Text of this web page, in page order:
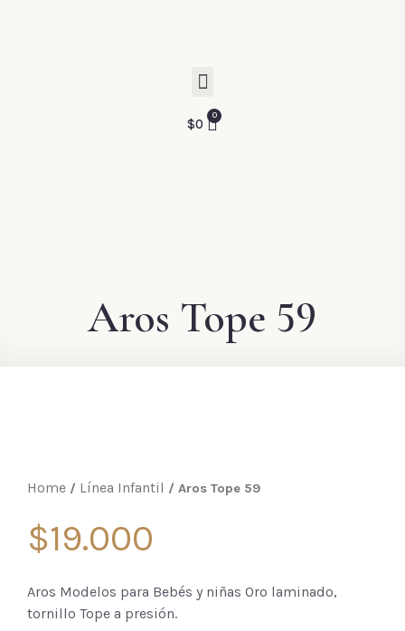
$0
Aros Tope 59
Home / Línea Infantil / Aros Tope 59
$19.000
Aros Modelos para Bebés y niñas Oro laminado,
tornillo Tope a presión.